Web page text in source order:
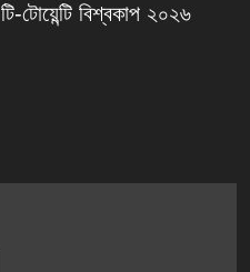
টি-টোয়েন্টি বিশ্বকাপ ২০২৬